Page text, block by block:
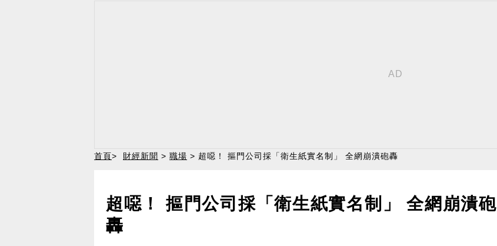
首頁> 財經新聞 > 職場 > 超噁！ 摳門公司採「衛生紙實名制」 全網崩潰砲轟
超噁！ 摳門公司採「衛生紙實名制」 全網崩潰砲
轟